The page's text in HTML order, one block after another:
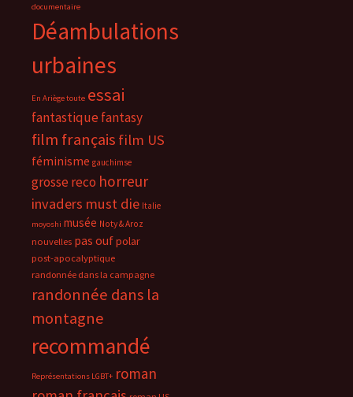
documentaire
Déambulations
urbaines
En Ariège toute essai
fantastiquefantasy
film français film US
féminisme gauchimse
grosse reco horreur
invaders must die Italie
moyoshi musée Noty & Aroz
nouvelles pas oufpolar
post-apocalyptique
randonnée dans la campagne
randonnée dans la
montagne
recommandé
Représentations LGBT+ roman